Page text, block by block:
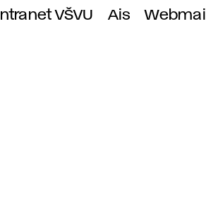
Intranet VŠVU Ais Webmail